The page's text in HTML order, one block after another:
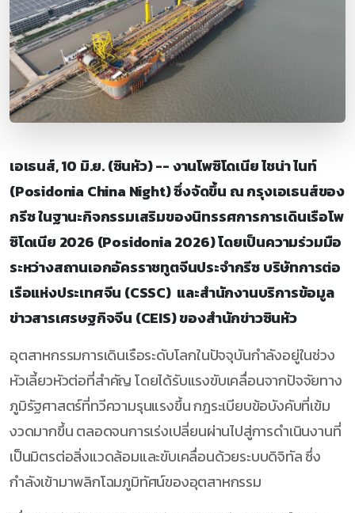
เอเธนส์, 10 มิ.ย. (ซินหัว) -- งานโพซิโดเนีย ไชน่า ไนท์
(Posidonia China Night) ซึ่งจัดขึ้น ณ กรุงเอเธนส์ของ
กรีซ ในฐานะกิจกรรมเสริมของนิทรรศการการเดินเรือโพ
ซิโดเนีย 2026 (Posidonia 2026) โดยเป็นความร่วมมือ
ระหว่างสถานเอกอัครราชทูตจีนประจำกรีซ บริษัทการต่อ
เรือแห่งประเทศจีน (CSSC) และสำนักงานบริการข้อมูล
ข่าวสารเศรษฐกิจจีน (CEIS) ของสำนักข่าวซินหัว
อุตสาหกรรมการเดินเรือระดับโลกในปัจจุบันกำลังอยู่ในช่วง
หัวเลี้ยวหัวต่อที่สำคัญ โดยได้รับแรงขับเคลื่อนจากปัจจัยทาง
ภูมิรัฐศาสตร์ที่ทวีความรุนแรงขึ้น กฎระเบียบข้อบังคับที่เข้ม
งวดมากขึ้น ตลอดจนการเร่งเปลี่ยนผ่านไปสู่การดำเนินงานที่
เป็นมิตรต่อสิ่งแวดล้อมและขับเคลื่อนด้วยระบบดิจิทัล ซึ่ง
กำลังเข้ามาพลิกโฉมภูมิทัศน์ของอุตสาหกรรม